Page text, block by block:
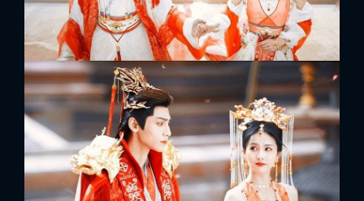
FACEBOOK GOOGLE